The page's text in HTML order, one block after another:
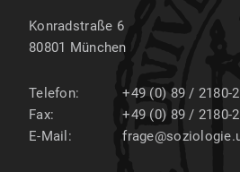
Konradstraße 6
80801 München
Telefon:
+49 (0) 89 / 2180-
Fax:
+49 (0) 89 / 2180-
E-Mail: